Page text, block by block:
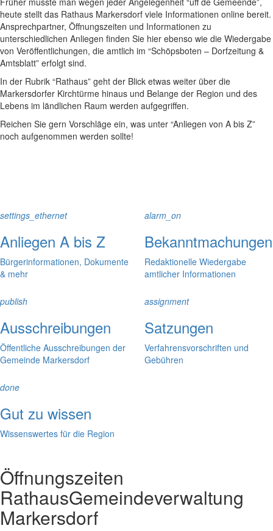
heute stellt das Rathaus Markersdorf viele Informationen online bereit.
Ansprechpartner, Öffnungszeiten und Informationen zu
unterschiedlichen Anliegen finden Sie hier ebenso wie die Wiedergabe
von Veröffentlichungen, die amtlich im “Schöpsboten – Dorfzeitung &
Amtsblatt” erfolgt sind.
In der Rubrik “Rathaus” geht der Blick etwas weiter über die
Markersdorfer Kirchtürme hinaus und Belange der Region und des
Lebens im ländlichen Raum werden aufgegriffen.
Reichen Sie gern Vorschläge ein, was unter “Anliegen von A bis Z”
noch aufgenommen werden sollte!
settings_ethernet
Anliegen A bis Z
Bürgerinformationen, Dokumente
& mehr
alarm_on
Bekanntmachungen
Redaktionelle Wiedergabe
amtlicher Informationen
publish
Ausschreibungen
Öffentliche Ausschreibungen der
Gemeinde Markersdorf
assignment
Satzungen
Verfahrensvorschriften und
Gebühren
done
Gut zu wissen
Wissenswertes für die Region
Öffnungszeiten
RathausGemeindeverwaltung
Markersdorf